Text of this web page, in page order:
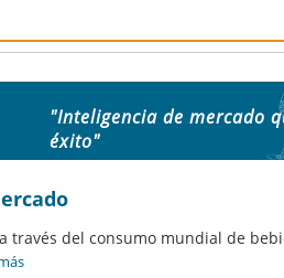
"Inteligencia de mercado
éxito"
través del consumo mundial de